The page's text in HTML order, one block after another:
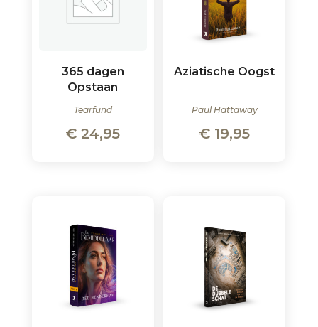
365 dagen
Opstaan
Tearfund
€ 24,95
Aziatische Oogst
Paul Hattaway
€ 19,95